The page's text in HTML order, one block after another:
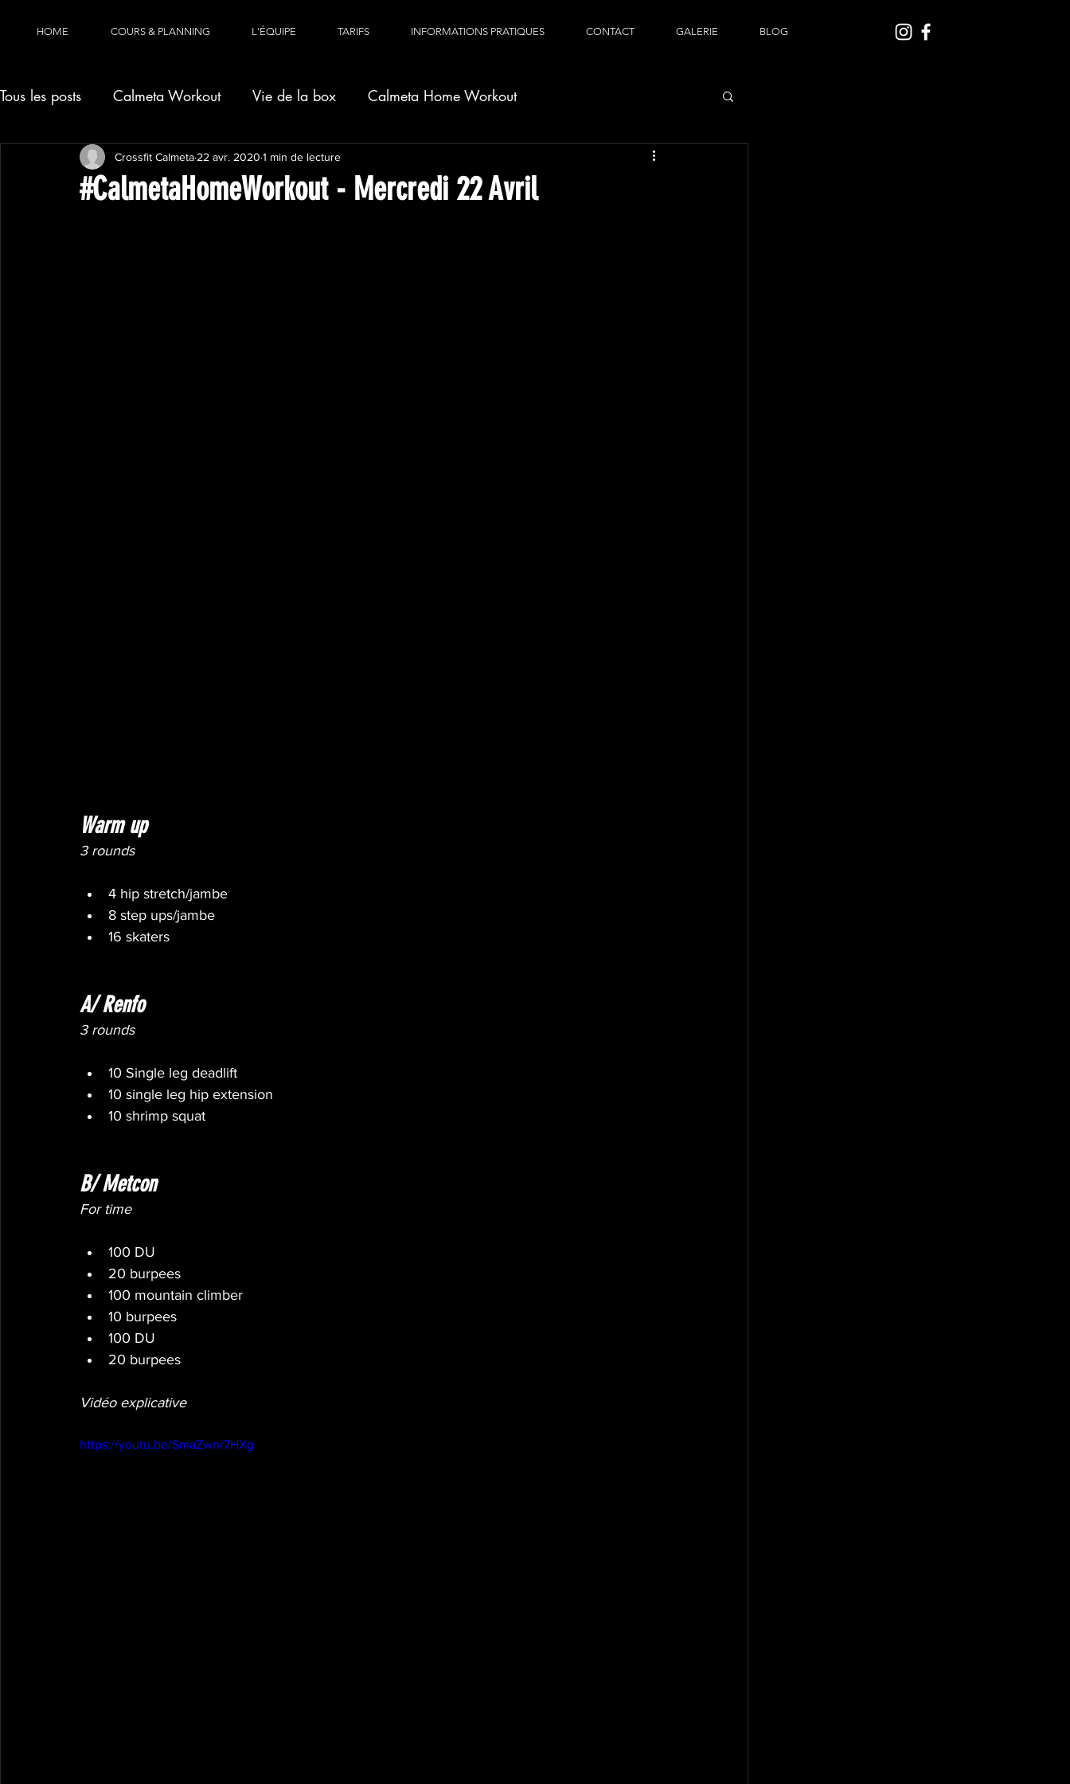
HOME COURS & PLANNING L'ÉQUIPE TARIFS INFORMATIONS PRATIQUES CONTACT GALERIE BLOG
Tous les posts Calmeta Workout Vie de la box Calmeta Home Workout
#CalmetaHomeWorkout - Mercredi 22 Avril
Crossfit Calmeta 22 avr. 2020 1 min de lecture
Warm up
3 rounds
4 hip stretch/jambe
8 step ups/jambe
16 skaters
A/ Renfo
3 rounds
10 Single leg deadlift
10 single leg hip extension
10 shrimp squat
B/ Metcon
For time
100 DU
20 burpees
100 mountain climber
10 burpees
100 DU
20 burpees
Vidéo explicative
https://youtu.be/SmaZwnr7HXg